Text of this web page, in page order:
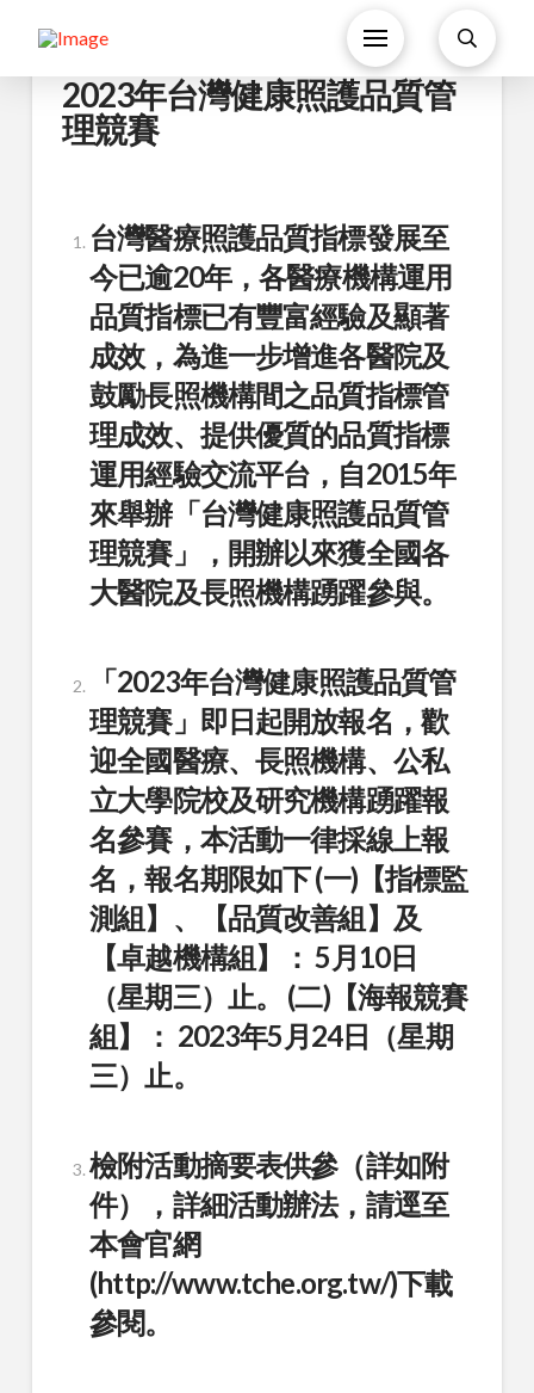
2023年台灣健康照護品質管
理競賽
台灣醫療照護品質指標發展至
今已逾20年，各醫療機構運用
品質指標已有豐富經驗及顯著
成效，為進一步增進各醫院及
鼓勵長照機構間之品質指標管
理成效、提供優質的品質指標
運用經驗交流平台，自2015年
來舉辦「台灣健康照護品質管
理競賽」，開辦以來獲全國各
大醫院及長照機構踴躍參與。
「2023年台灣健康照護品質管
理競賽」即日起開放報名，歡
迎全國醫療、長照機構、公私
立大學院校及研究機構踴躍報
名參賽，本活動一律採線上報
名，報名期限如下 (一)【指標監
測組】、【品質改善組】及
【卓越機構組】： 5月10日
（星期三）止。 (二)【海報競賽
組】： 2023年5月24日（星期
三）止。
檢附活動摘要表供參（詳如附
件），詳細活動辦法，請逕至
本會官網
(http://www.tche.org.tw/)下載
參閱。